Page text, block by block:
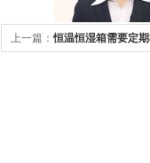
上一篇：恒温恒湿箱需要定